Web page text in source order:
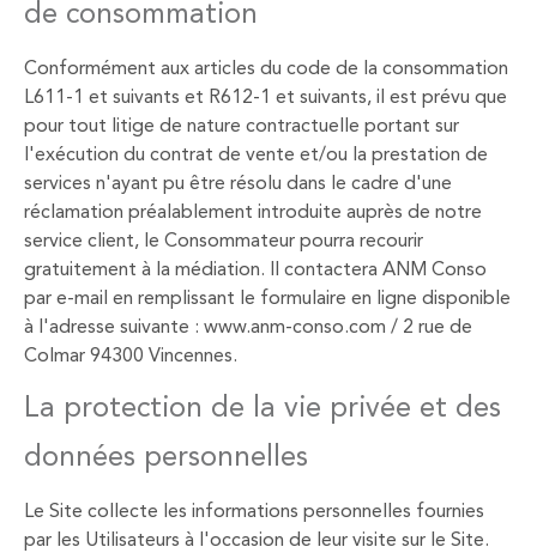
de consommation
Conformément aux articles du code de la consommation
L611-1 et suivants et R612-1 et suivants, il est prévu que
pour tout litige de nature contractuelle portant sur
l'exécution du contrat de vente et/ou la prestation de
services n'ayant pu être résolu dans le cadre d'une
réclamation préalablement introduite auprès de notre
service client, le Consommateur pourra recourir
gratuitement à la médiation. Il contactera ANM Conso
par e-mail en remplissant le formulaire en ligne disponible
à l'adresse suivante : www.anm-conso.com / 2 rue de
Colmar 94300 Vincennes.
La protection de la vie privée et des
données personnelles
Le Site collecte les informations personnelles fournies
par les Utilisateurs à l'occasion de leur visite sur le Site.